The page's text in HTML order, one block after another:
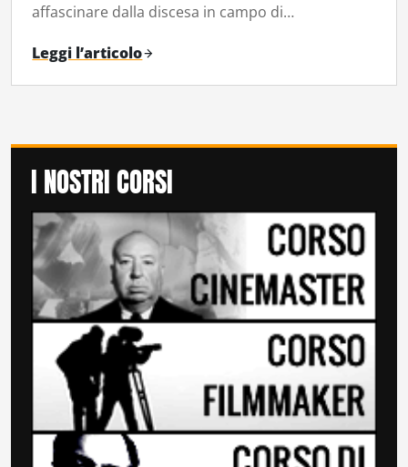
affascinare dalla discesa in campo di…
Leggi l’articolo
I NOSTRI CORSI